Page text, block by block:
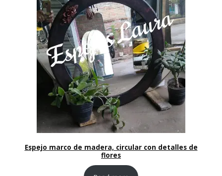
Espejo marco de madera, circular con detalles de
flores